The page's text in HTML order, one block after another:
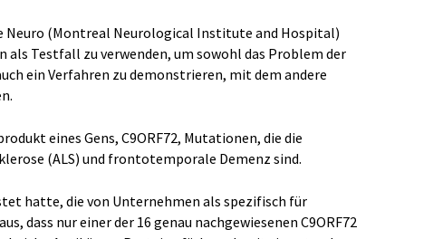
Neuro (Montreal Neurological Institute and Hospital)
als Testfall zu verwenden, um sowohl das Problem der
ein Verfahren zu demonstrieren, mit dem andere
eines Gens, C9ORF72, Mutationen, die die
(ALS) und frontotemporale Demenz sind.
hatte, die von Unternehmen als spezifisch für
dass nur einer der 16 genau nachgewiesenen C9ORF72